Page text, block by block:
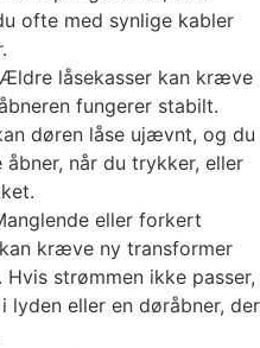
ofte med synlige kabler
låsekasser kan kræve
fungerer stabilt.
døren låse ujævnt, og du
når du trykker, eller
eller forkert
kræve ny transformer
strømmen ikke passer,
eller en døråbner, der